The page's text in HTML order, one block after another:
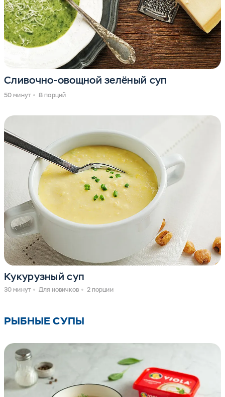
Сливочно-овощной зелёный суп
50 минут 8 порций
Кукурузный суп
30 минут Для новичков 2 порции
РЫБНЫЕ СУПЫ